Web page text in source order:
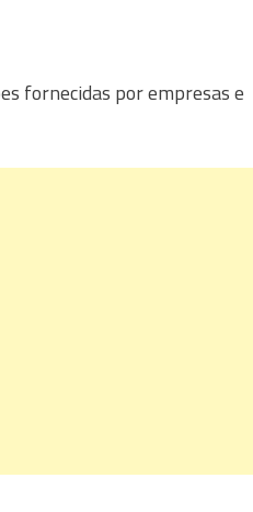
fornecidas por empresas e